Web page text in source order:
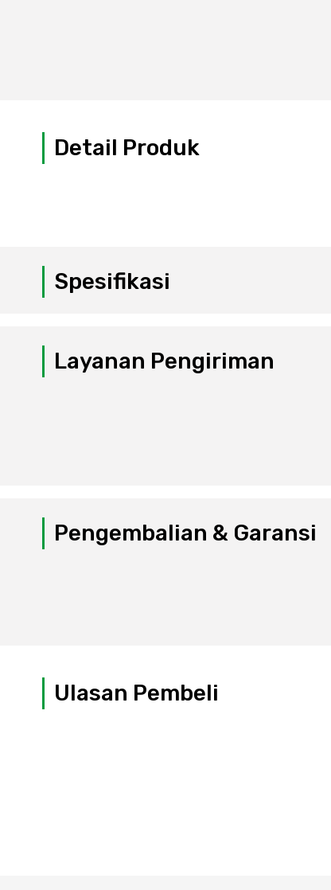
Detail Produk
Spesifikasi
Layanan Pengiriman
Pengembalian & Garansi
Ulasan Pembeli